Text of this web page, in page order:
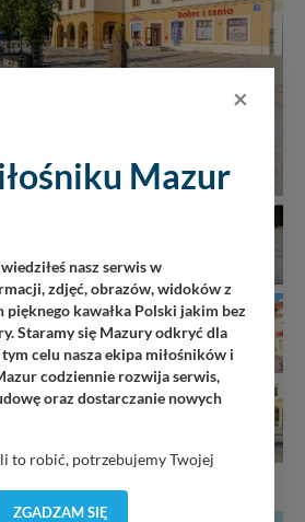
×
Mazur
nasz serwis w
zdjęć, obrazów, widoków z
pięknego kawałka Polski jakim bez
Staramy się Mazury odkryć dla
celu nasza ekipa miłośników i
codziennie rozwija serwis,
oraz dostarczanie nowych
to robić, potrzebujemy Twojej
preferencji. Twoje dane (w tym
ZGADZAM SIĘ